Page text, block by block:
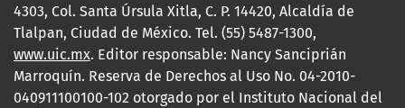
4303, Col. Santa Úrsula Xitla, C. P. 14420, Alcaldía de
Tlalpan, Ciudad de México. Tel. (55) 5487-1300,
www.uic.mx. Editor responsable: Nancy Sanciprián
Marroquín. Reserva de Derechos al Uso No. 04-2010-
040911100100-102 otorgado por el Instituto Nacional del